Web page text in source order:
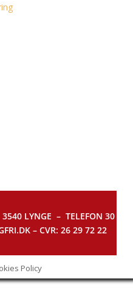
LYNGE – TELEFON 30
– CVR: 26 29 72 22
Policy